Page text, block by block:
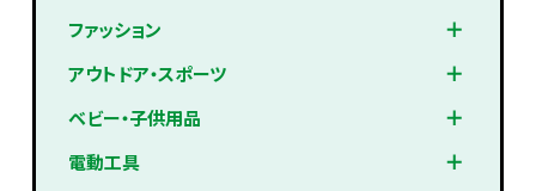
ファッション
アウトドア・スポーツ
ベビー・子供用品
電動工具